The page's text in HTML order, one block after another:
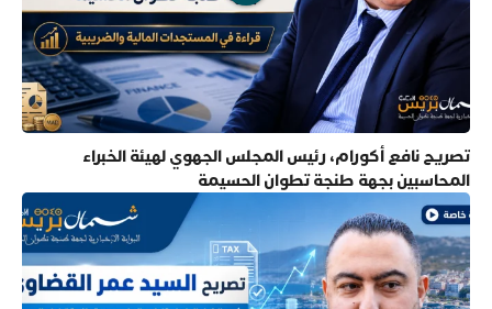
تصريح نافع أكورام، رئيس المجلس الجهوي لهيئة الخبراء
المحاسبين بجهة طنجة تطوان الحسيمة